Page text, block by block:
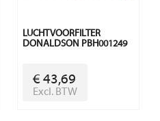
LUCHTVOORFILTER
DONALDSON PBH001249
€ 43,69
Excl. BTW